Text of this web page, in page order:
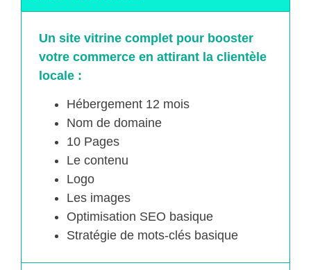
Un site vitrine complet pour booster
votre commerce en attirant la clientèle
locale :
Hébergement 12 mois
Nom de domaine
10 Pages
Le contenu
Logo
Les images
Optimisation SEO basique
Stratégie de mots-clés basique